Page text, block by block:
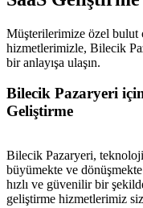
Müşterilerimize özel bulut
hizmetlerimizle, Bilecik
bir anlayışa ulaşın.
Bilecik Pazaryeri
Geliştirme
Bilecik Pazaryeri,
büyümekte ve
hızlı ve güvenilir bir
geliştirme hizmetlerimiz